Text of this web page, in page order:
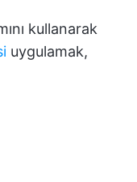
kullanarak
uygulamak,